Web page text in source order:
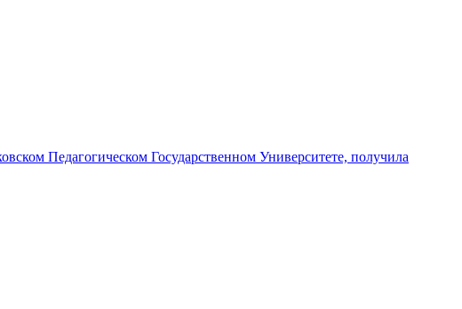
Педагогическом Государственном Университете, получила